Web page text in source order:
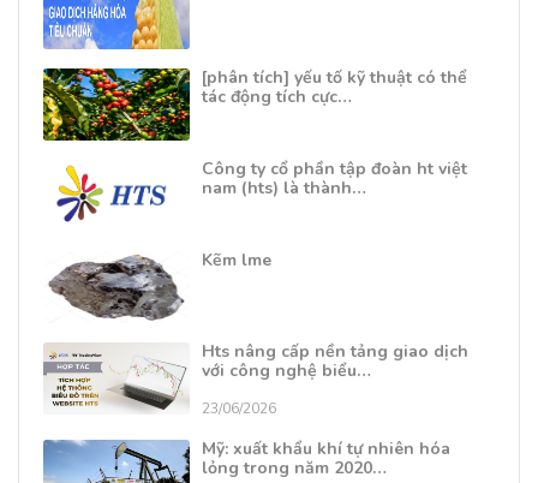
[phân tích] yếu tố kỹ thuật có thể
tác động tích cực…
Công ty cổ phần tập đoàn ht việt
nam (hts) là thành…
Kẽm lme
Hts nâng cấp nền tảng giao dịch
với công nghệ biểu…
23/06/2026
Mỹ: xuất khẩu khí tự nhiên hóa
lỏng trong năm 2020…